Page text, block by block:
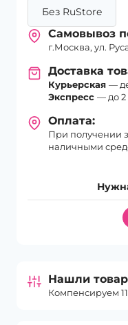
Max
eSim+eSim
Deep
Blue
Без RuStore
Самовывоз
г.Москва, ул.
Доставка
Курьерская —
Экспресс — до 2
Оплата:
При получении
наличными
Нашли
Компенсируем